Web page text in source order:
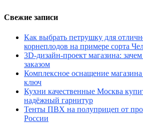
Свежие записи
Как выбрать петрушку для
корнеплодов на примере сорта
3D-дизайн-проект магазина:
заказом
Комплексное оснащение
ключ
Кухни качественные Москва
надёжный гарнитур
Тенты ПВХ на полуприцеп от
России